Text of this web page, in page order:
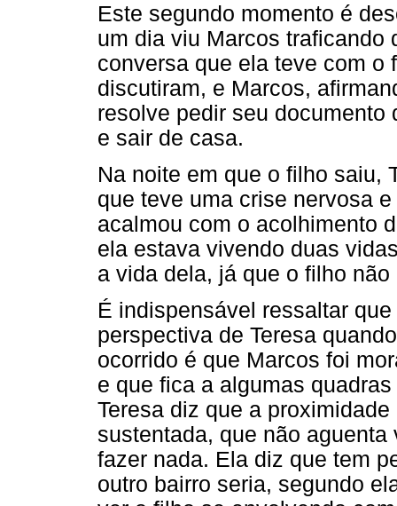
Este segundo momento é
um dia viu Marcos traficando
conversa que ela teve com o
discutiram, e Marcos,
resolve pedir seu
e sair de casa.
Na noite em que o filho saiu,
que teve uma crise nervosa
acalmou com o acolhimento
ela estava vivendo duas
a vida dela, já que o filho
É indispensável ressaltar
perspectiva de Teresa
ocorrido é que Marcos foi
e que fica a algumas
Teresa diz que a
sustentada, que não
fazer nada. Ela diz que tem
outro bairro seria, segundo